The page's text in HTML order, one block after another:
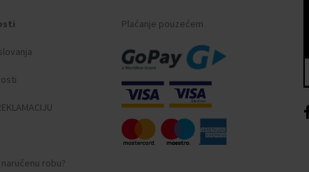
robu?
Plaćanje pouzećem